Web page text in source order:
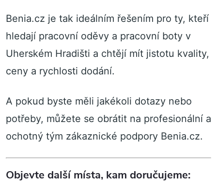
Benia.cz je tak ideálním řešením pro ty, kteří
hledají pracovní oděvy a pracovní boty v
Uherském Hradišti a chtějí mít jistotu kvality,
ceny a rychlosti dodání.
A pokud byste měli jakékoli dotazy nebo
potřeby, můžete se obrátit na profesionální a
ochotný tým zákaznické podpory Benia.cz.
Objevte další místa, kam doručujeme: